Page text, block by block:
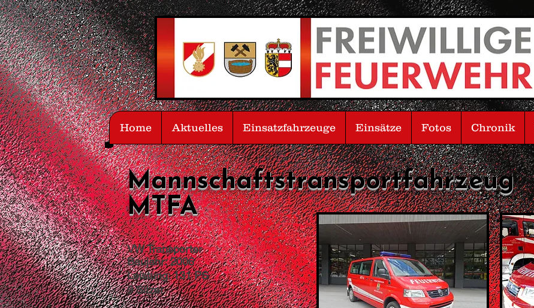
Mannschaftstransportfahrzeug
MTFA
VW Transporter
Baujahr: 2006
Leistung: 131 PS
9 Sitzer
Home Aktuelles Einsatzfahrzeuge Einsätze Fotos Chronik